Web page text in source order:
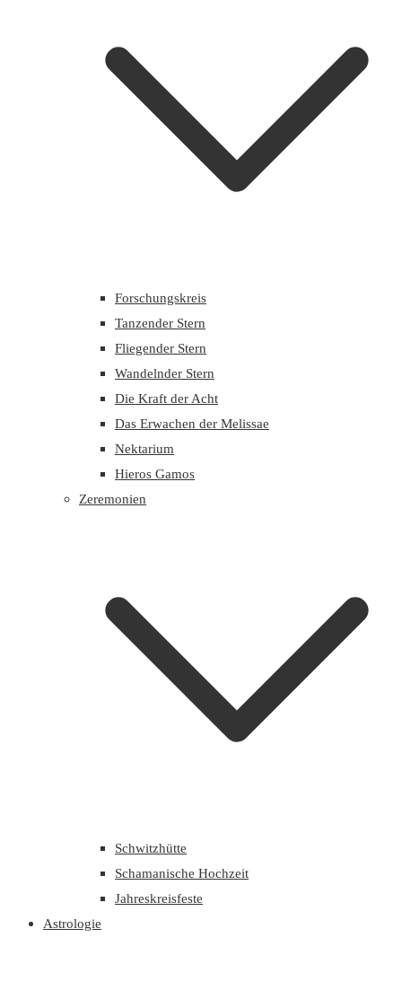
Forschungskreis
Tanzender Stern
Fliegender Stern
Wandelnder Stern
Die Kraft der Acht
Das Erwachen der Melissae
Nektarium
Hieros Gamos
Zeremonien
Schwitzhütte
Schamanische Hochzeit
Jahreskreisfeste
Astrologie